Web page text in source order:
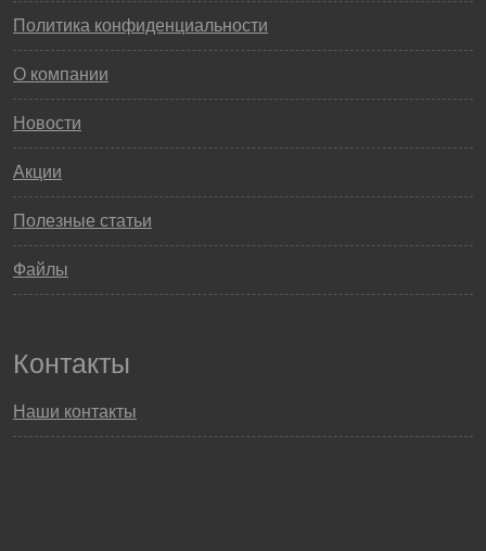
Политика конфиденциальности
О компании
Новости
Акции
Полезные статьи
Файлы
Контакты
Наши контакты